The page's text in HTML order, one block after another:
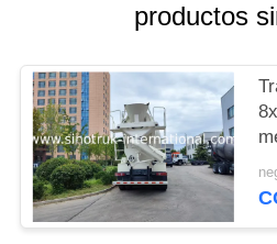
SITIO
POLÍTICA
DE
PRIVACIDAD
productos